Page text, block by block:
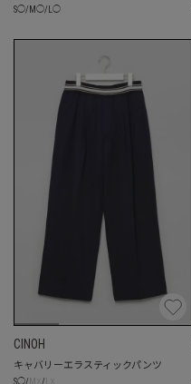
S◯/ M ◯/ ◯
CINOH
キャバリーエラスティックパンツ
S◯/ /